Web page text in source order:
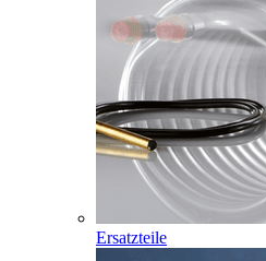
Ersatzteile